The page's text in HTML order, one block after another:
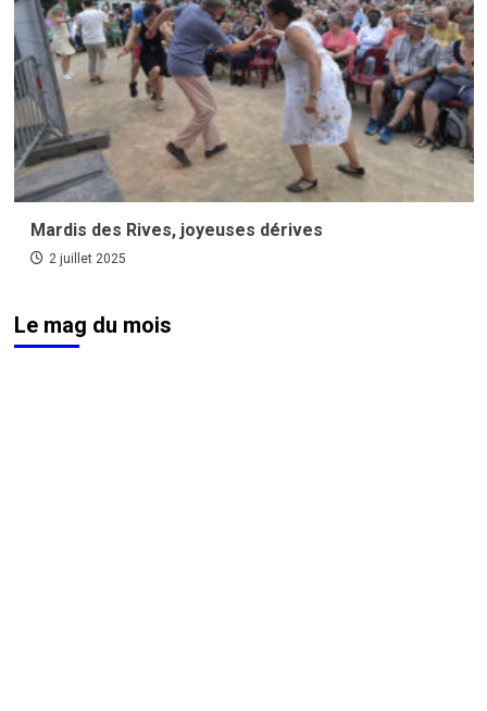
Mardis des Rives, joyeuses dérives
2 juillet 2025
Le mag du mois